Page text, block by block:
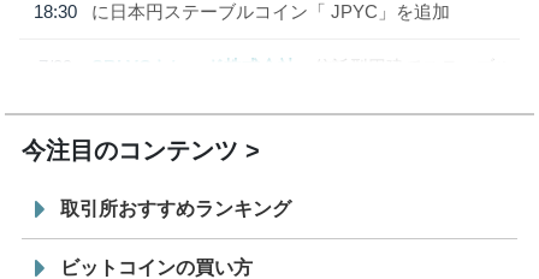
18:30
に日本円ステーブルコイン「 JPYC」を追加
7/29
SBI VCトレード株式会社
信託型円建てステーブル
今注目のコンテンツ
取引所おすすめランキング
ビットコインの買い方